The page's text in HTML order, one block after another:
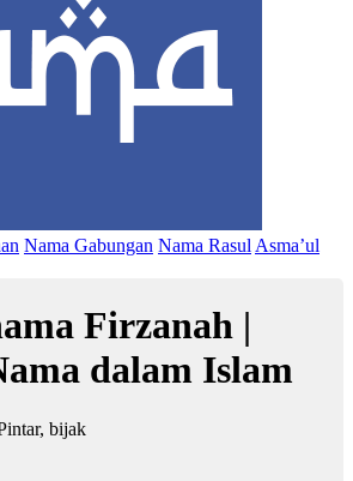
Nama Gabungan Nama Rasul Asma’ul
Firzanah |
dalam Islam
bijak